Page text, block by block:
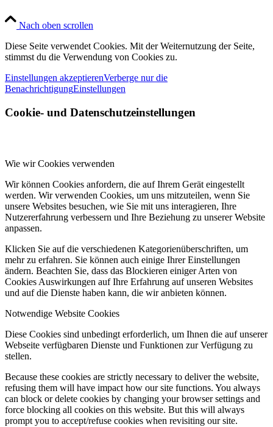
Nach oben scrollen
Diese Seite verwendet Cookies. Mit der Weiternutzung der Seite,
stimmst du die Verwendung von Cookies zu.
Einstellungen akzeptierenVerberge nur die
BenachrichtigungEinstellungen
Cookie- und Datenschutzeinstellungen
Wie wir Cookies verwenden
Wir können Cookies anfordern, die auf Ihrem Gerät eingestellt
werden. Wir verwenden Cookies, um uns mitzuteilen, wenn Sie
unsere Websites besuchen, wie Sie mit uns interagieren, Ihre
Nutzererfahrung verbessern und Ihre Beziehung zu unserer Website
anpassen.
Klicken Sie auf die verschiedenen Kategorienüberschriften, um
mehr zu erfahren. Sie können auch einige Ihrer Einstellungen
ändern. Beachten Sie, dass das Blockieren einiger Arten von
Cookies Auswirkungen auf Ihre Erfahrung auf unseren Websites
und auf die Dienste haben kann, die wir anbieten können.
Notwendige Website Cookies
Diese Cookies sind unbedingt erforderlich, um Ihnen die auf unserer
Webseite verfügbaren Dienste und Funktionen zur Verfügung zu
stellen.
Because these cookies are strictly necessary to deliver the website,
refusing them will have impact how our site functions. You always
can block or delete cookies by changing your browser settings and
force blocking all cookies on this website. But this will always
prompt you to accept/refuse cookies when revisiting our site.